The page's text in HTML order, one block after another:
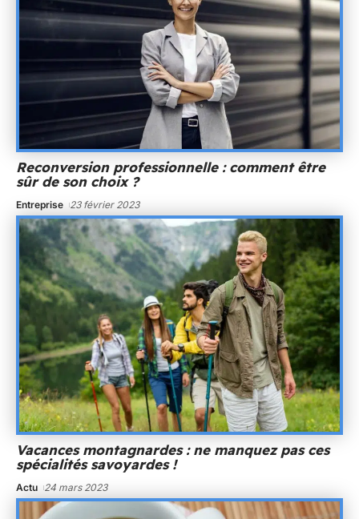
Reconversion professionnelle : comment être
sûr de son choix ?
Entreprise 23 février 2023
Vacances montagnardes : ne manquez pas ces
spécialités savoyardes !
Actu 24 mars 2023